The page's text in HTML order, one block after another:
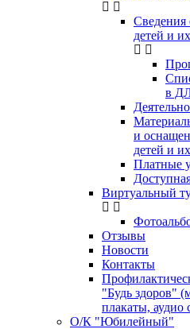
Сведения
детей и
в
и
детей и
Платные
Виртуальный
Отзывы
Новости
Контакты
"Будь здоров"
плакаты, аудио
О/К "Юбилейный"